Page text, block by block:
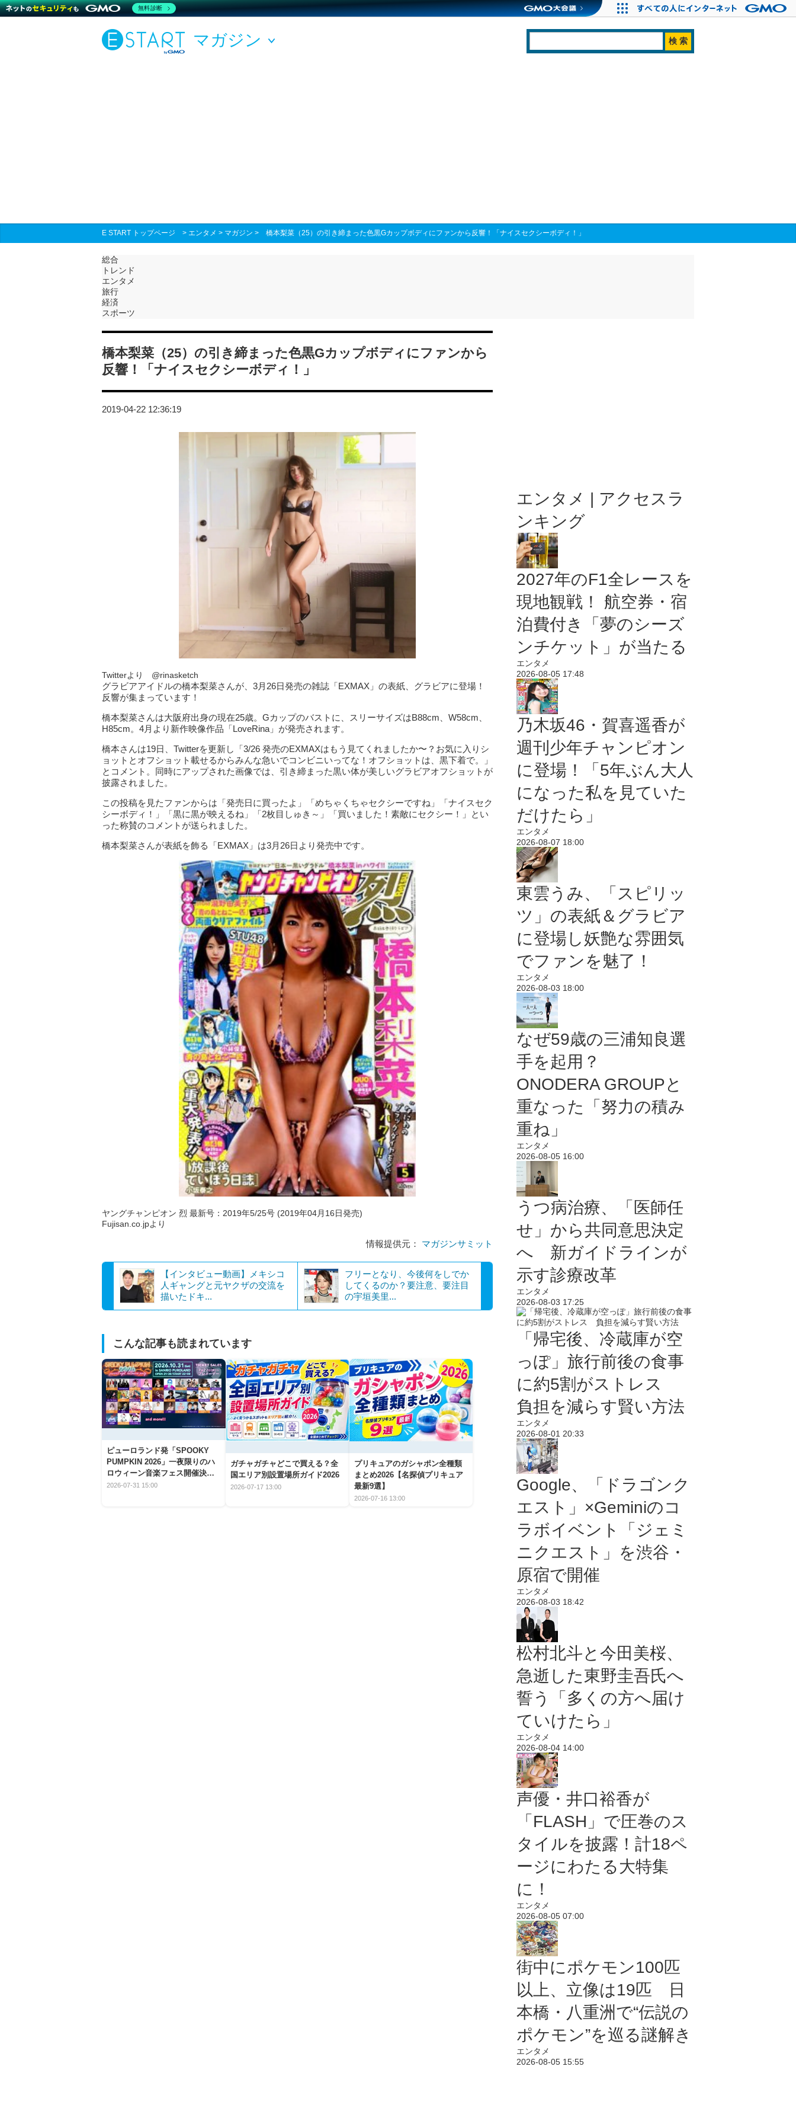
マガジン
E START トップページ > エンタメ > マガジン > 橋本梨菜（25）の引き締まった色黒Gカップボディにファンから反響！「ナイスセクシーボディ！」
総合
トレンド
エンタメ
旅行
経済
スポーツ
橋本梨菜（25）の引き締まった色黒Gカップボディにファンから
反響！「ナイスセクシーボディ！」
2019-04-22 12:36:19
Twitterより @rinasketch
グラビアアイドルの橋本梨菜さんが、3月26日発売の雑誌「EXMAX」の表紙、グラビアに登場！
反響が集まっています！
橋本梨菜さんは大阪府出身の現在25歳。Gカップのバストに、スリーサイズはB88cm、W58cm、
H85cm。4月より新作映像作品「LoveRina」が発売されます。
橋本さんは19日、Twitterを更新し「3/26 発売のEXMAXはもう見てくれましたか〜？お気に入りシ
ョットとオフショット載せるからみんな急いでコンビニいってな！オフショットは、黒下着で。」
とコメント。同時にアップされた画像では、引き締まった黒い体が美しいグラビアオフショットが
披露されました。
この投稿を見たファンからは「発売日に買ったよ」「めちゃくちゃセクシーですね」「ナイスセク
シーボディ！」「黒に黒が映えるね」「2枚目しゅき～」「買いました！素敵にセクシー！」とい
った称賛のコメントが送られました。
橋本梨菜さんが表紙を飾る「EXMAX」は3月26日より発売中です。
ヤングチャンピオン 烈 最新号：2019年5/25号 (2019年04月16日発売)
Fujisan.co.jpより
情報提供元： マガジンサミット
【インタビュー動画】メキシコ
人ギャングと元ヤクザの交流を
描いたドキ...
フリーとなり、今後何をしでか
してくるのか？要注意、要注目
の宇垣美里...
こんな記事も読まれています
ピューロランド発「SPOOKY
PUMPKIN 2026」一夜限りのハ
ロウィーン音楽フェス開催決
定！
2026-07-31 15:00
ガチャガチャどこで買える？全
国エリア別設置場所ガイド2026
2026-07-17 13:00
プリキュアのガシャポン全種類
まとめ2026【名探偵プリキュア
最新9選】
2026-07-16 13:00
エンタメ | アクセスラ
ンキング
2027年のF1全レースを
現地観戦！ 航空券・宿
泊費付き「夢のシーズ
ンチケット」が当たる
エンタメ
2026-08-05 17:48
乃木坂46・賀喜遥香が
週刊少年チャンピオン
に登場！「5年ぶん大人
になった私を見ていた
だけたら」
エンタメ
2026-08-07 18:00
東雲うみ、「スピリッ
ツ」の表紙＆グラビア
に登場し妖艶な雰囲気
でファンを魅了！
エンタメ
2026-08-03 18:00
なぜ59歳の三浦知良選
手を起用？
ONODERA GROUPと
重なった「努力の積み
重ね」
エンタメ
2026-08-05 16:00
うつ病治療、「医師任
せ」から共同意思決定
へ 新ガイドラインが
示す診療改革
エンタメ
2026-08-03 17:25
「帰宅後、冷蔵庫が空
っぽ」旅行前後の食事
に約5割がストレス
負担を減らす賢い方法
エンタメ
2026-08-01 20:33
Google、「ドラゴンク
エスト」×Geminiのコ
ラボイベント「ジェミ
ニクエスト」を渋谷・
原宿で開催
エンタメ
2026-08-03 18:42
松村北斗と今田美桜、
急逝した東野圭吾氏へ
誓う「多くの方へ届け
ていけたら」
エンタメ
2026-08-04 14:00
声優・井口裕香が
「FLASH」で圧巻のス
タイルを披露！計18ペ
ージにわたる大特集
に！
エンタメ
2026-08-05 07:00
街中にポケモン100匹
以上、立像は19匹 日
本橋・八重洲で“伝説の
ポケモン”を巡る謎解き
エンタメ
2026-08-05 15:55
無料診断